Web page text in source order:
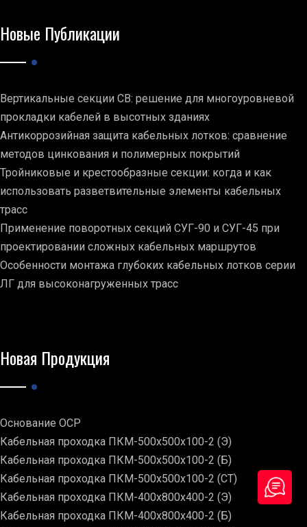
Новые Публикации
Вертикальные секции СВ: решение для многоуровневой
прокладки кабелей в высотных зданиях
Антикоррозийная защита кабельных лотков: сравнение
методов цинкования и полимерных покрытий
Тройниковые и крестообразные секции: когда и как
использовать разветвительные элементы кабельных
трасс
Применение поворотных секций СУГ-90 и СУГ-45 при
проектировании сложных кабельных маршрутов
Особенности монтажа глубоких кабельных лотков серии
ЛГ для высоконагруженных трасс
Новая Продукция
Основание ОСР
Кабельная проходка ПКМ-500х500х100-2 (Э)
Кабельная проходка ПКМ-500х500х100-2 (Б)
Кабельная проходка ПКМ-500х500х100-2 (СТ)
Кабельная проходка ПКМ-400х800х400-2 (Э)
Кабельная проходка ПКМ-400х800х400-2 (Б)